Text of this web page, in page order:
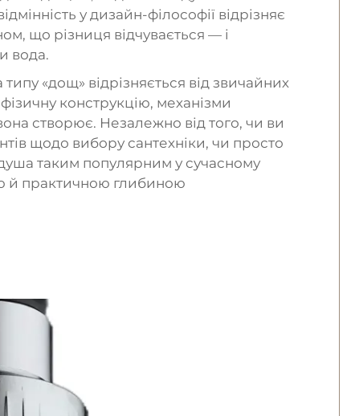
у дизайн-філософії відрізняє
що різниця відчувається — і
вода.
«дощ» відрізняється від звичайних
фізичну конструкцію, механізми
створює. Незалежно від того, чи ви
щодо вибору сантехніки, чи просто
таким популярним у сучасному
й практичною глибиною